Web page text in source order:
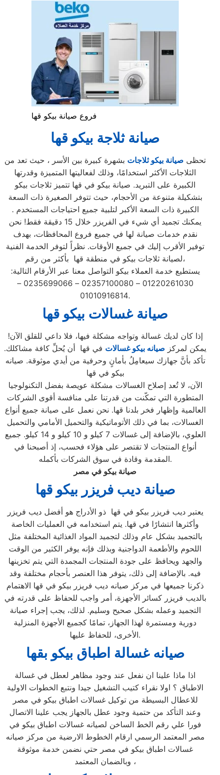
فروع صيانة بيكو قها
صيانة ثلاجة بيكو قها
تحظى صيانة بيكو ثلاجات بشهرة كبيرة بين الأسر ، حيث تعد من
الثلاجات الأكثر استخدامًا، وذلك لفعاليتها المتميزة وقدرتها
الكبيرة على التبريد. صيانة بيكو في قها تتميز ثلاجات بيكو
بتشكيلة متنوعة من الأحجام، حيث تتوفر الصغيرة ذات السعة
الكبيرة ذات السعة الأكبر لتلبية جميع احتياجات المستخدم .
يمكنك تجميد أي شيء في الفريزر خلال 15 دقيقة فقط! نحن
نقدم خدمات صيانة لها في جميع فروع المحافظات، بهدف
توفير الأقرب إليك في جميع الأوقات. نظراً لتوفر الخدمة الفنية
لصيانة ثلاجات بيكو في منطقة قها بأكثر من رقم،
يستطيع خدمة العملاء بيكو التواصل معنا عبر الأرقام التالية:
01220261030 – 02357100080 – 0235699066 –
01010916814.
صيانة غسالات بيكو قها
إذا كان لديك غسالة وتواجه مشكلة فيها، فلا داعي للقلق الآن!
يمكن لمركز صيانه بيكو غسالات في قها أن يُحلِّ كافة مشاكلك.
تأكد بأنَّ جهازك سيعامِلُ بأمانٍ وحرفية من أيدي موثوقة. صيانه
بيكو في قها
الآن، لا تُعد إصلاح الغسالات مشكلة عويصة بفضل التكنولوجيا
المتطورة التي تمكّنت من قدرتنا على منافسة أقوى الشركات
العالمية وإظهار فخر بلدنا قها. نحن نعمل على صيانة جميع أنواع
الغسالات، بما في ذلك الأتوماتيكية والتحميل الأمامي والتحميل
العلوي، بالإضافة إلى غسالات 7 كيلو و 10 كيلو و 14 كيلو. جميع
أنواع المنتجات لا تقتصر على هؤلاء فحسب، إذ أصبحنا في
المقدمة وقادة في سوق الشركات بأكمله.
صيانة بيكو في مصر
صيانة ديب فريزر بيكو قها
يعتبر ديب فريزر بيكو في قها ذو الأدراج هو أفضل ديب فريزر
وأكثرها انتشارًا في قها. يتم استخدامه في العمليات الخاصة
بالتجميد بشكل عام وذلك لتجميد المواد الغذائية المختلفة مثل
اللحوم والأطعمة الدواجنية وبذلك فإنه يوفر الكثير من الوقت
والجهد ويحافظ على جودة المنتجات المجمدة التي يتم تخزينها
فيه. بالإضافة إلى ذلك، يتوفر هذا العنصر بأحجام مختلفة وقد
ذكرنا جميعها في مركز صيانه ديب فريزر بيكو في قها الاهتمام
بالديب فريزر كسائر الأجهزة، أمر واجب للحفاظ على قدرته في
التجميد وعمله بشكل صحيح وسليم. لذلك، يجب إجراء صيانة
دورية ومستمرة لهذا الجهاز، تمامًا كجميع الأجهزة المنزلية
الأخرى، للحفاظ عليها.
صيانه غسالة اطباق بيكو بقها
اذا ماذا علينا ان نفعل عند وجود مظاهر لعطل في غسالة
الاطباق ؟ اولا نقراء كتيب التشغيل جيدا ونتبع الخطوات الاولية
للاعطال البسيطة من توكيل غسالات اطباق بيكو في مصر
وعند التأكد من حتمية وجود عطل بالجهاز يجب علينا الاتصال
فورا علي رقم الخط الساخن لصيانه غسالات اطباق بيكو في
مصر المعتمد الرسمي ارقام الخطوط الارضية من مركز صيانه
غسالات اطباق بيكو في مصر حتي نضمن خدمة موثوقة
وبالضمان المعتمد ،